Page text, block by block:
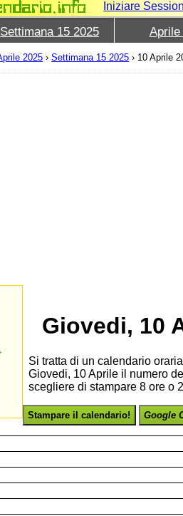
Iniziare
Settimana 15 2025 Aprile
2025 ›Settimana 15 2025 › 10 Aprile
Giovedi, 10
Si tratta di un calendario
Giovedi, 10 Aprile il numero
scegliere di stampare 8 ore o
Stampare il calendario! Google